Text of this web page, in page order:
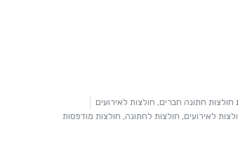
חולצות חתונה חברים, חולצות לאירועים
לאירועים, חולצות לחתונה, חולצות מודפסות